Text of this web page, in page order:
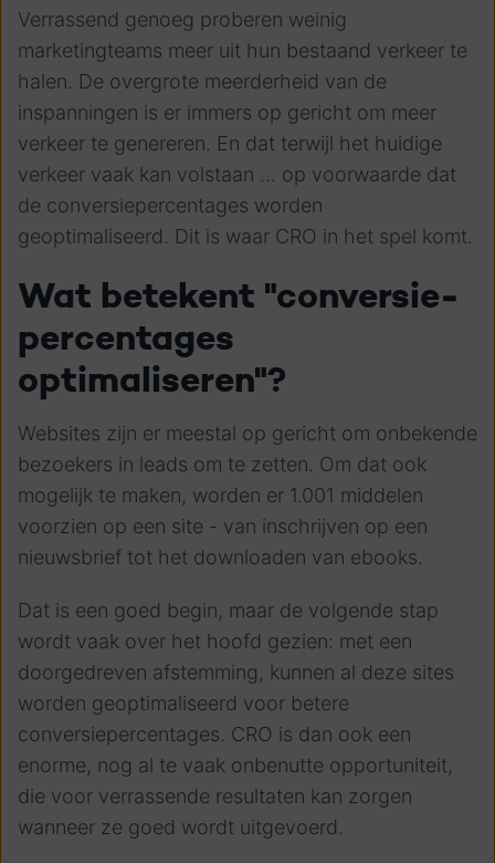
Verrassend genoeg proberen weinig
marketingteams meer uit hun bestaand verkeer te
halen. De overgrote meerderheid van de
inspanningen is er immers op gericht om meer
verkeer te genereren. En dat terwijl het huidige
verkeer vaak kan volstaan ... op voorwaarde dat
de conversiepercentages worden
geoptimaliseerd. Dit is waar CRO in het spel komt.
Wat betekent "conversie-
percentages
optimaliseren"?
Websites zijn er meestal op gericht om onbekende
bezoekers in leads om te zetten. Om dat ook
mogelijk te maken, worden er 1.001 middelen
voorzien op een site - van inschrijven op een
nieuwsbrief tot het downloaden van ebooks.
Dat is een goed begin, maar de volgende stap
wordt vaak over het hoofd gezien: met een
doorgedreven afstemming, kunnen al deze sites
worden geoptimaliseerd voor betere
conversiepercentages. CRO is dan ook een
enorme, nog al te vaak onbenutte opportuniteit,
die voor verrassende resultaten kan zorgen
wanneer ze goed wordt uitgevoerd.